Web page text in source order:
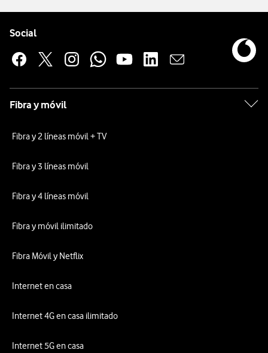
Social
Fibra y móvil
Fibra y 2 líneas móvil + TV
Fibra y 3 líneas móvil
Fibra y 4 líneas móvil
Fibra y móvil ilimitado
Fibra Móvil y Netflix
Internet en casa
Internet 4G en casa ilimitado
Internet 5G en casa